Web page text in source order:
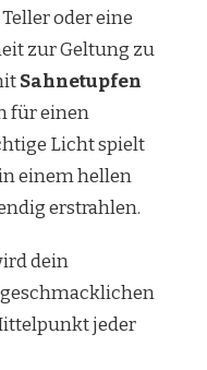
oder eine
zur Geltung zu
Sahnetupfen
für einen
Licht spielt
einem hellen
erstrahlen.
dein
jeder